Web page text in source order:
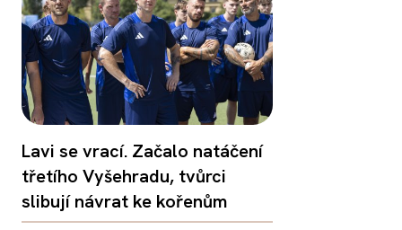
Lavi se vrací. Začalo natáčení
třetího Vyšehradu, tvůrci
slibují návrat ke kořenům